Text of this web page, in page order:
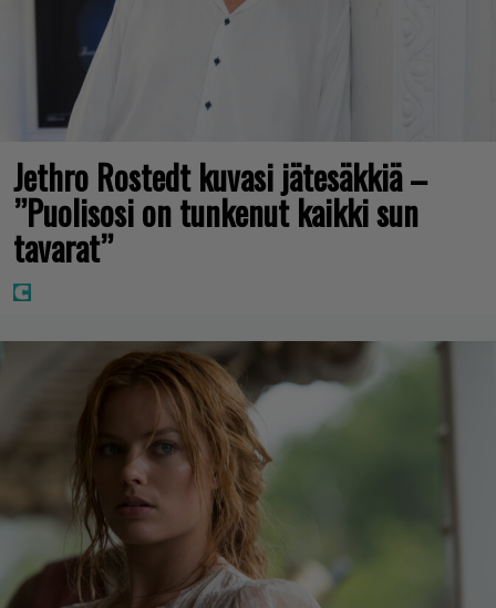
Jethro Rostedt kuvasi jätesäkkiä –
”Puolisosi on tunkenut kaikki sun
tavarat”